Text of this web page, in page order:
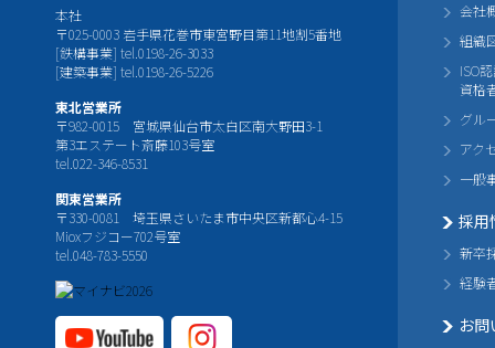
本社
〒025-0003 岩手県花巻市東宮野目第11地割5番地
[鉄構事業] tel.0198-26-3033
[建築事業] tel.0198-26-5226
東北営業所
〒982-0015 宮城県仙台市太白区南大野田3-1
第3エステート斎藤103号室
tel.022-346-8531
関東営業所
〒330-0081 埼玉県さいたま市中央区新都心4-15
Mioxフジコー702号室
tel.048-783-5550
会社
組織
ISO
資格
グル
アク
一般
採用
新卒
経験
お